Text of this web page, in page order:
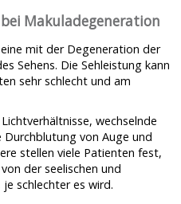
Makuladegeneration
mit der Degeneration der
Sehens. Die Sehleistung kann
sehr schlecht und am
wechselnde
von Auge und
stellen viele Patienten fest,
der seelischen und
schlechter es wird.